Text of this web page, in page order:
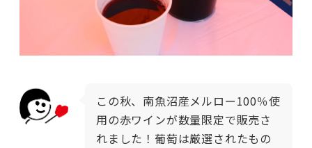
この秋、南魚沼産メルロー100％使
用の赤ワインが数量限定で販売さ
れました！葡萄は厳選されたもの